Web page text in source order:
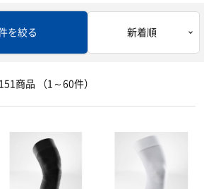
ステ
ド
151商品 （1～60件）
を絞る 新着順